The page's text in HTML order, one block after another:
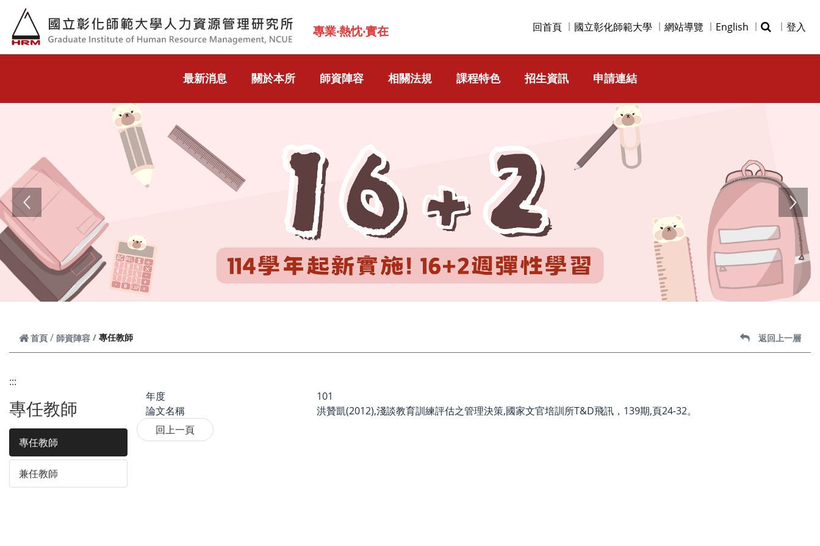
跳到主要內容
專業‧熱忱‧實在 回首頁 國立彰化師範大學 網站導覽 English 登入
最新消息 關於本所 師資陣容 相關法規 課程特色 招生資訊 申請連結
Previous Next
首頁 師資陣容 專任教師 返回上一層
:::
專任教師
專任教師
兼任教師
年度
101
論文名稱
洪贊凱(2012),淺談教育訓練評估之管理決策,國家文官培訓所T&D飛訊，139期,頁24-32。